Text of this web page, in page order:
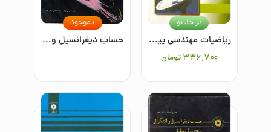
ریاضیات مهندسی پیشرفته/جلد اول
۳۳۶٬۷۰۰ تومان
در حد نو
حساب دیفرانسیل و انتگرال و هندسه تحلیلی جلد 1
ناموجود